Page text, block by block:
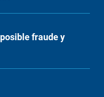
fraude y